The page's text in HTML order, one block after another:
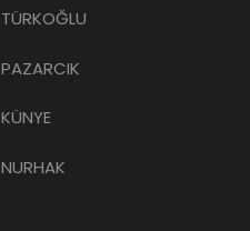
TÜRKOĞLU
PAZARCIK
KÜNYE
NURHAK